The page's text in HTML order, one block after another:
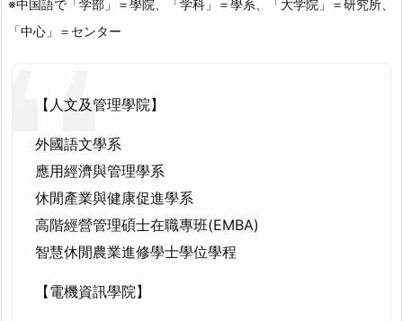
※中国語で「学部」＝學院、「学科」＝學系、「大学院」＝研究所、
「中心」＝センター
【人文及管理學院】
外國語文學系
應用經濟與管理學系
休閒產業與健康促進學系
高階經營管理碩士在職專班(EMBA)
智慧休閒農業進修學士學位學程
【電機資訊學院】